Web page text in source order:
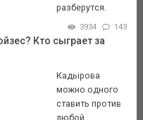
разберутся.
3934 143
Кто сыграет за
Кадырова
можно одного
ставить против
любой